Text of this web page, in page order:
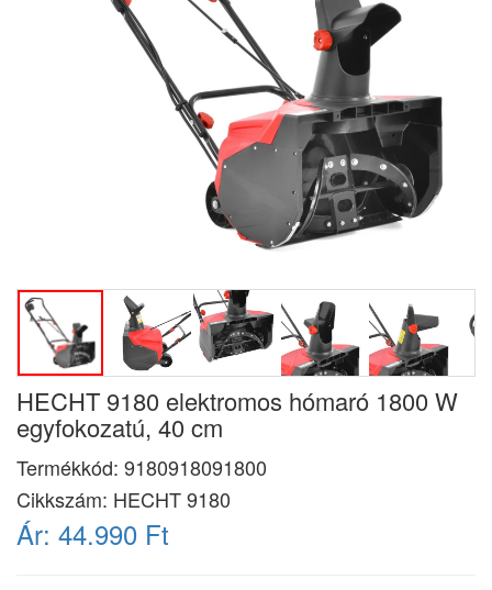
HECHT 9180 elektromos hómaró 1800 W
egyfokozatú, 40 cm
Termékkód: 9180918091800
Cikkszám: HECHT 9180
Ár: 44.990 Ft